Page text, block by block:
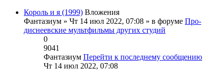
Король и я (1999) Вложения
Фантазиум » Чт 14 июл 2022, 07:08 » в форуме Про-
диснеевские мультфильмы других студий
0
9041
Фантазиум Перейти к последнему сообщению
Чт 14 июл 2022, 07:08